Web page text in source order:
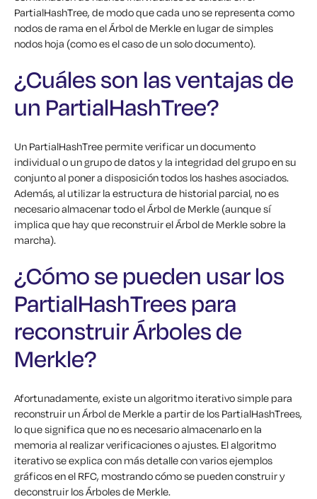
PartialHashTree, de modo que cada uno se representa como
nodos de rama en el Árbol de Merkle en lugar de simples
nodos hoja (como es el caso de un solo documento).
¿Cuáles son las ventajas de
un PartialHashTree?
Un PartialHashTree permite verificar un documento
individual o un grupo de datos y la integridad del grupo en su
conjunto al poner a disposición todos los hashes asociados.
Además, al utilizar la estructura de historial parcial, no es
necesario almacenar todo el Árbol de Merkle (aunque sí
implica que hay que reconstruir el Árbol de Merkle sobre la
marcha).
¿Cómo se pueden usar los
PartialHashTrees para
reconstruir Árboles de
Merkle?
Afortunadamente, existe un algoritmo iterativo simple para
reconstruir un Árbol de Merkle a partir de los PartialHashTrees,
lo que significa que no es necesario almacenarlo en la
memoria al realizar verificaciones o ajustes. El algoritmo
iterativo se explica con más detalle con varios ejemplos
gráficos en el RFC, mostrando cómo se pueden construir y
deconstruir los Árboles de Merkle.